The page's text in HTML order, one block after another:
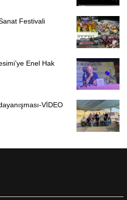
Festivali
Enel Hak
VİDEO